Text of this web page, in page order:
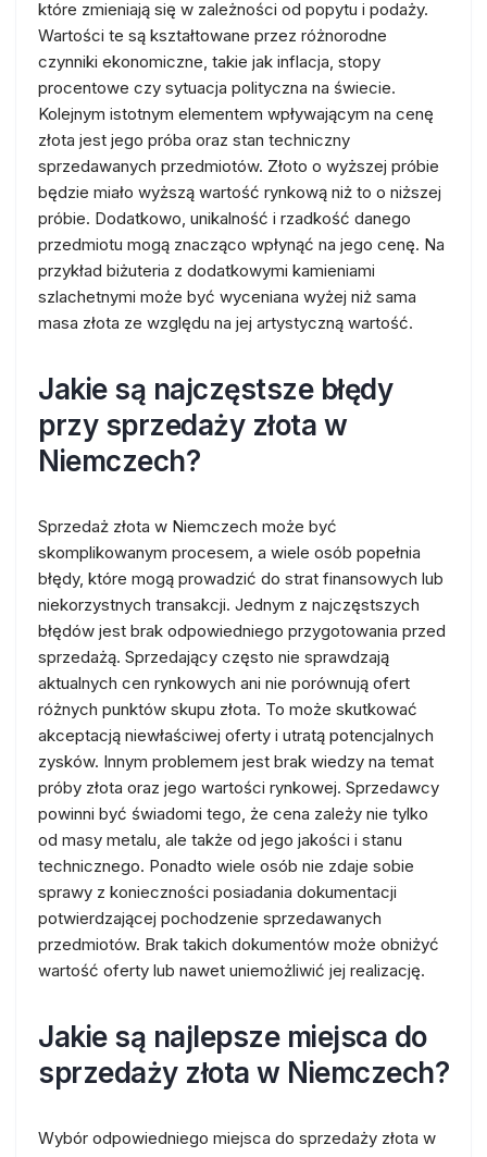
które zmieniają się w zależności od popytu i podaży.
Wartości te są kształtowane przez różnorodne
czynniki ekonomiczne, takie jak inflacja, stopy
procentowe czy sytuacja polityczna na świecie.
Kolejnym istotnym elementem wpływającym na cenę
złota jest jego próba oraz stan techniczny
sprzedawanych przedmiotów. Złoto o wyższej próbie
będzie miało wyższą wartość rynkową niż to o niższej
próbie. Dodatkowo, unikalność i rzadkość danego
przedmiotu mogą znacząco wpłynąć na jego cenę. Na
przykład biżuteria z dodatkowymi kamieniami
szlachetnymi może być wyceniana wyżej niż sama
masa złota ze względu na jej artystyczną wartość.
Jakie są najczęstsze błędy
przy sprzedaży złota w
Niemczech?
Sprzedaż złota w Niemczech może być
skomplikowanym procesem, a wiele osób popełnia
błędy, które mogą prowadzić do strat finansowych lub
niekorzystnych transakcji. Jednym z najczęstszych
błędów jest brak odpowiedniego przygotowania przed
sprzedażą. Sprzedający często nie sprawdzają
aktualnych cen rynkowych ani nie porównują ofert
różnych punktów skupu złota. To może skutkować
akceptacją niewłaściwej oferty i utratą potencjalnych
zysków. Innym problemem jest brak wiedzy na temat
próby złota oraz jego wartości rynkowej. Sprzedawcy
powinni być świadomi tego, że cena zależy nie tylko
od masy metalu, ale także od jego jakości i stanu
technicznego. Ponadto wiele osób nie zdaje sobie
sprawy z konieczności posiadania dokumentacji
potwierdzającej pochodzenie sprzedawanych
przedmiotów. Brak takich dokumentów może obniżyć
wartość oferty lub nawet uniemożliwić jej realizację.
Jakie są najlepsze miejsca do
sprzedaży złota w Niemczech?
Wybór odpowiedniego miejsca do sprzedaży złota w